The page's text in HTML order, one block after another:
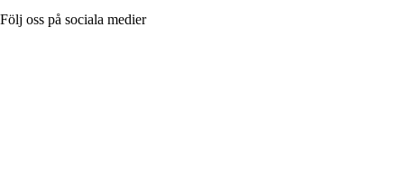
Följ oss på sociala medier